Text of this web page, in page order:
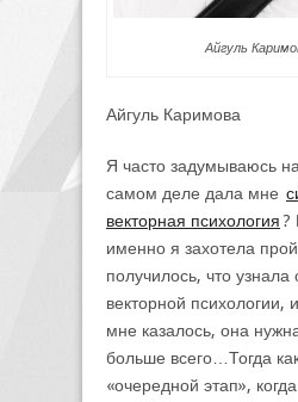
Айгуль
Айгуль Каримова
Я часто задумываюсь
самом деле дала мне
векторная психология?
именно я захотела
получилось, что узнала
векторной психологии,
мне казалось, она
больше всего…Тогда
«очередной этап»,